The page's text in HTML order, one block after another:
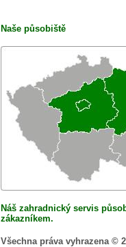
Naše působiště
Náš zahradnický servis
zákazníkem.
Všechna práva vyhrazena ©